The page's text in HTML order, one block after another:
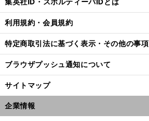
利用規約・会員規約
特定商取引法に基づく表示・その他の事項
ブラウザプッシュ通知について
サイトマップ
企業情報